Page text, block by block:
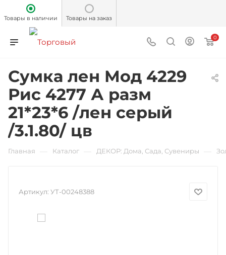
Товары в наличии Товары на заказ
0
Сумка лен Мод 4229
Рис 4277 А разм
21*23*6 /лен серый
/3.1.80/ цв
Главная Каталог ДЕКОР: Дома, Сада, Сувениры
Артикул: УТ-00248388